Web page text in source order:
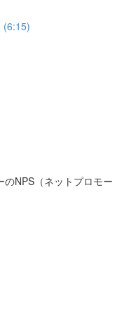
(6:15)
NPS（ネットプロモー